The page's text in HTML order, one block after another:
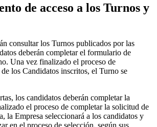
de acceso a los Turnos y
consultar los Turnos publicados por las
deberán completar el formulario de
Una vez finalizado el proceso de
los Candidatos inscritos, el Turno se
los candidatos deberán completar la
el proceso de completar la solicitud de
la Empresa seleccionará a los candidatos y